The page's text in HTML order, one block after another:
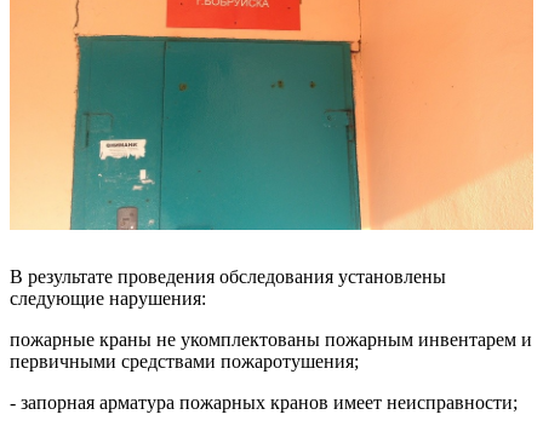
В результате проведения обследования установлены
следующие нарушения:
пожарные краны не укомплектованы пожарным инвентарем и
первичными средствами пожаротушения;
- запорная арматура пожарных кранов имеет неисправности;